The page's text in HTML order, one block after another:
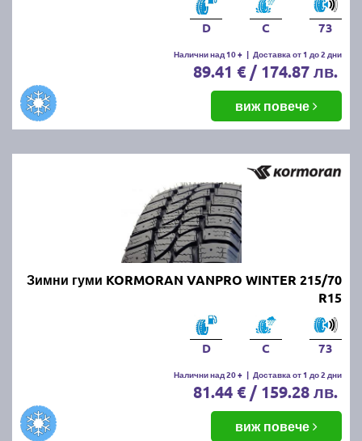
D C 73
Налични над 10 + | Доставка от 1 до 2 дни
89.41 € / 174.87 лв.
виж повече
Зимни гуми KORMORAN VANPRO WINTER 215/70
R15
D C 73
Налични над 20 + | Доставка от 1 до 2 дни
81.44 € / 159.28 лв.
виж повече